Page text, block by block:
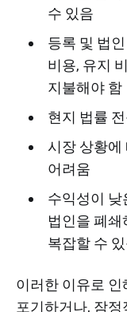
수 있음
등록 및 법
비용, 유지
지불해야 함
현지 법률
시장 상황에
어려움
수익성이 낮
법인을 폐쇄
복잡할 수
이러한 이유로
포기하거나, 잠